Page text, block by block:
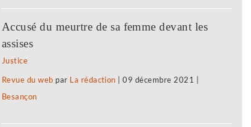
Accusé du meurtre de sa femme devant les
assises
Justice
Revue du web par La rédaction |09 décembre 2021
Besançon